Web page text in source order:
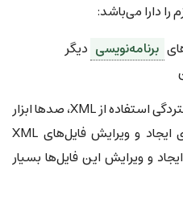
برنامه‌نویسی دیگر
لازم به ذکر است که با توجه به گستردگی استفاده از XML، صدها ابزار
آنلاین و نرم‌افزار قابل نصب برای ایجاد و ویرایش فایل‌های XML
و ویرایش این فایل‌ها بسیار